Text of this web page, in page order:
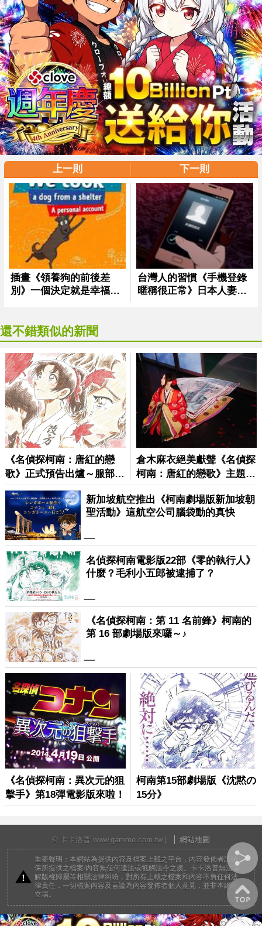
上一則 下一則
還不錯類似的新聞
© 卡卡洛普 www.gamme.com.tw | 網站地圖
重要聲明：本網站為提供內容及檔案上載之平台，內容發佈者請確
保所提供之檔案/內容無任何違法或牴觸法令之虞。卡卡洛普無法調
解版權歸屬等相關法律糾紛，對所有上載之檔案和內容不負任何法
律責任，一切檔案內容及言論為內容發佈者個人意見，並非本網站
立場。